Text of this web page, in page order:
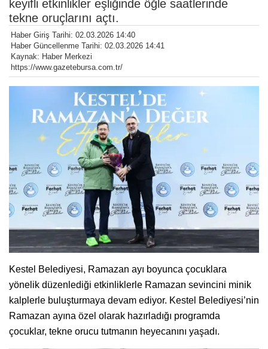
keyifli etkinlikler eşliğinde öğle saatlerinde
tekne oruçlarını açtı.
Haber Giriş Tarihi: 02.03.2026 14:40
Haber Güncellenme Tarihi: 02.03.2026 14:41
Kaynak: Haber Merkezi
https://www.gazetebursa.com.tr/
Kestel Belediyesi, Ramazan ayı boyunca çocuklara
yönelik düzenlediği etkinliklerle Ramazan sevincini minik
kalplerle buluşturmaya devam ediyor. Kestel Belediyesi’nin
Ramazan ayına özel olarak hazırladığı programda
çocuklar, tekne orucu tutmanın heyecanını yaşadı.